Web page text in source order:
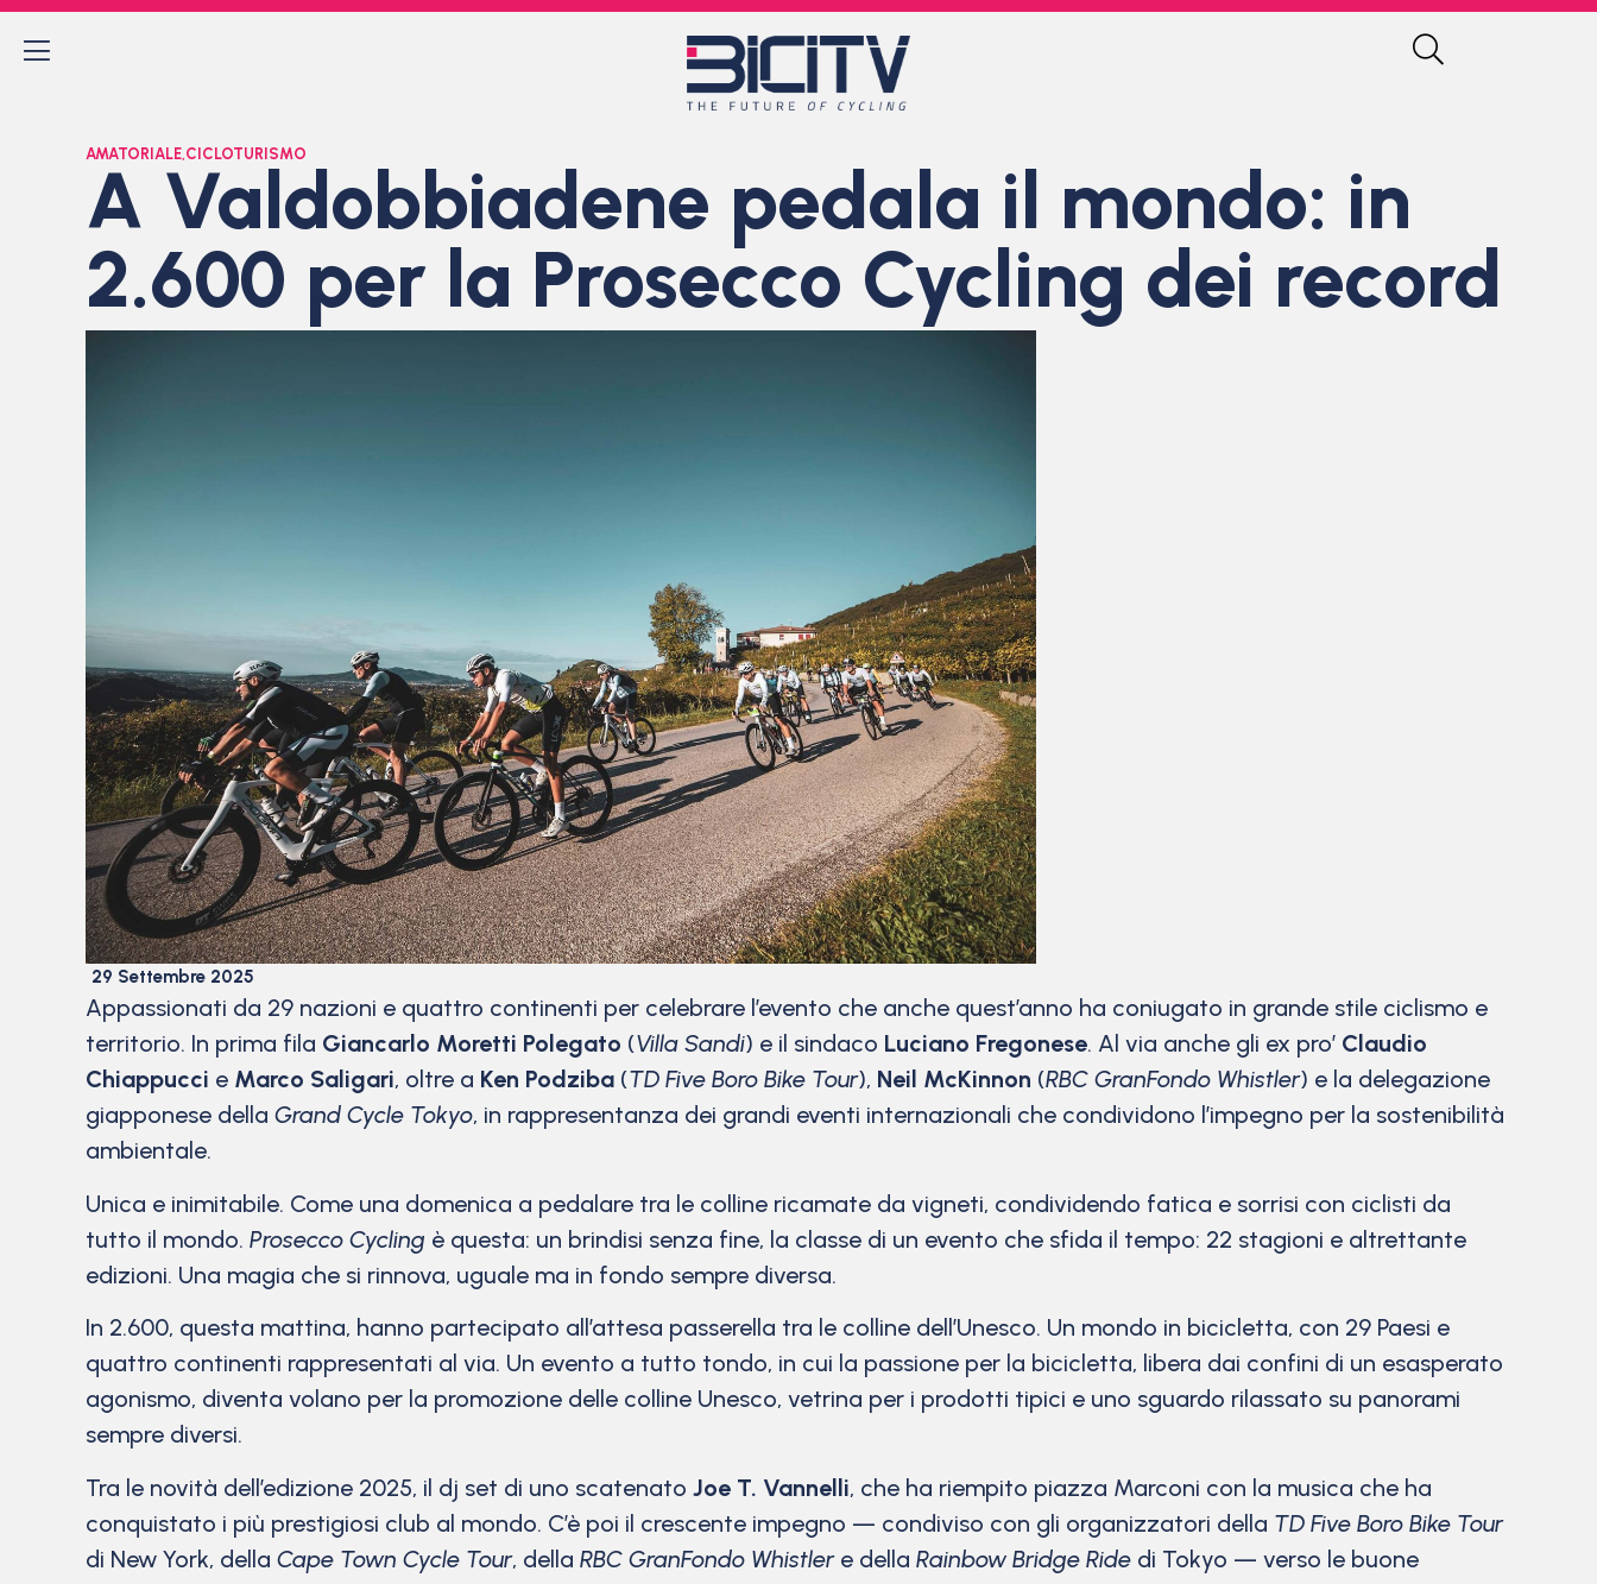
AMATORIALE,CICLOTURISMO
A Valdobbiadene pedala il mondo: in
2.600 per la Prosecco Cycling dei record
29 Settembre 2025
Appassionati da 29 nazioni e quattro continenti per celebrare l’evento che anche quest’anno ha coniugato in grande stile ciclismo e
territorio. In prima fila Giancarlo Moretti Polegato (Villa Sandi) e il sindaco Luciano Fregonese. Al via anche gli ex pro’ Claudio
Chiappucci e Marco Saligari, oltre a Ken Podziba (TD Five Boro Bike Tour), Neil McKinnon (RBC GranFondo Whistler) e la delegazione
giapponese della Grand Cycle Tokyo, in rappresentanza dei grandi eventi internazionali che condividono l’impegno per la sostenibilità
ambientale.
Unica e inimitabile. Come una domenica a pedalare tra le colline ricamate da vigneti, condividendo fatica e sorrisi con ciclisti da
tutto il mondo. Prosecco Cycling è questa: un brindisi senza fine, la classe di un evento che sfida il tempo: 22 stagioni e altrettante
edizioni. Una magia che si rinnova, uguale ma in fondo sempre diversa.
In 2.600, questa mattina, hanno partecipato all’attesa passerella tra le colline dell’Unesco. Un mondo in bicicletta, con 29 Paesi e
quattro continenti rappresentati al via. Un evento a tutto tondo, in cui la passione per la bicicletta, libera dai confini di un esasperato
agonismo, diventa volano per la promozione delle colline Unesco, vetrina per i prodotti tipici e uno sguardo rilassato su panorami
sempre diversi.
Tra le novità dell’edizione 2025, il dj set di uno scatenato Joe T. Vannelli, che ha riempito piazza Marconi con la musica che ha
conquistato i più prestigiosi club al mondo. C’è poi il crescente impegno — condiviso con gli organizzatori della TD Five Boro Bike Tour
di New York, della Cape Town Cycle Tour, della RBC GranFondo Whistlere della Rainbow Bridge Ride di Tokyo — verso le buone